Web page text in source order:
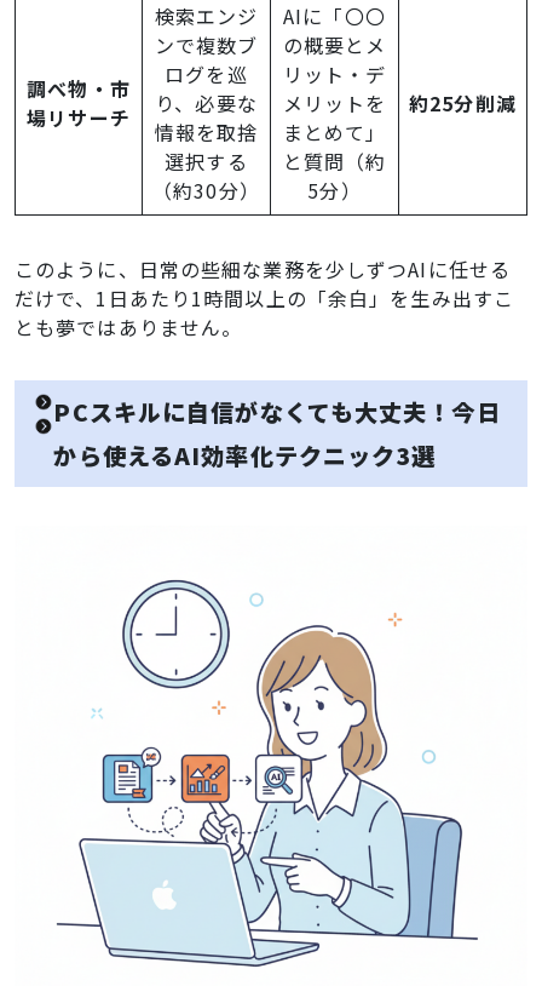
調べ物・市
場リサーチ
検索エンジ
ンで複数ブ
ログを巡
り、必要な
情報を取捨
選択する
（約30分）
AIに「〇〇
の概要とメ
リット・デ
メリットを
まとめて」
と質問（約
5分）
約25分削減
このように、日常の些細な業務を少しずつAIに任せる
だけで、1日あたり1時間以上の「余白」を生み出すこ
とも夢ではありません。
PCスキルに自信がなくても大丈夫！今日
から使えるAI効率化テクニック3選